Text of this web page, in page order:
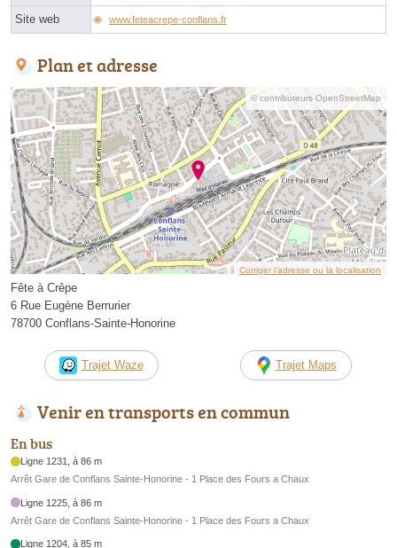
Site web www.feteacrepe-conflans.fr
Plan et adresse
© contributeurs OpenStreetMap
Corriger l’adresse ou la localisation
Fête à Crêpe
6 Rue Eugène Berrurier
78700 Conflans-Sainte-Honorine
Trajet Waze Trajet Maps
Venir en transports en commun
En bus
Ligne 1231, à 86 m
Arrêt Gare de Conflans Sainte-Honorine - 1 Place des Fours a Chaux
Ligne 1225, à 86 m
Arrêt Gare de Conflans Sainte-Honorine - 1 Place des Fours a Chaux
Ligne 1204, à 85 m